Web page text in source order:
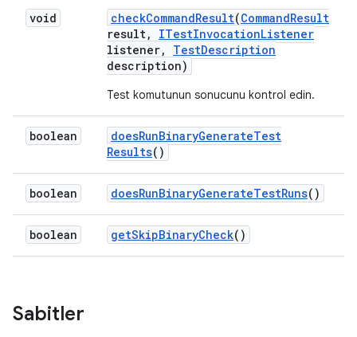
void checkCommandResult(CommandResult
result, ITestInvocationListener
listener, TestDescription
description)
Test komutunun sonucunu kontrol edin.
boolean doesRunBinaryGenerateTest
Results()
boolean doesRunBinaryGenerateTestRuns()
boolean getSkipBinaryCheck()
Sabitler